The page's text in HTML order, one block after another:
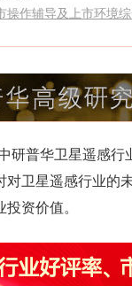
操作辅导及上市环境综
研普华卫星遥感行
卫星遥感行业的
资价值。